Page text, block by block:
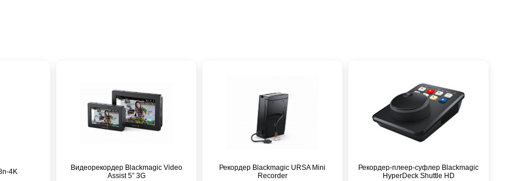
4K
Видеорекордер Blackmagic Video
Assist 5” 3G
Рекордер Blackmagic URSA Mini
Recorder
Рекордер-плеер-суфлер Blackmagic
HyperDeck Shuttle HD